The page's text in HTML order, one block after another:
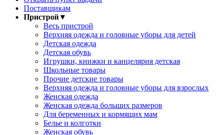
Поставщикам
Пристрой▼
Весь пристрой
Верхняя одежда и головные уборы для детей
Детская одежда
Детская обувь
Игрушки, книжки и канцелярия детская
Школьные товары
Прочие детские товары
Верхняя одежда и головные уборы для взрослых
Женская одежда
Женская одежда больших размеров
Для беременных и кормящих мам
Белье и колготки
Женская обувь